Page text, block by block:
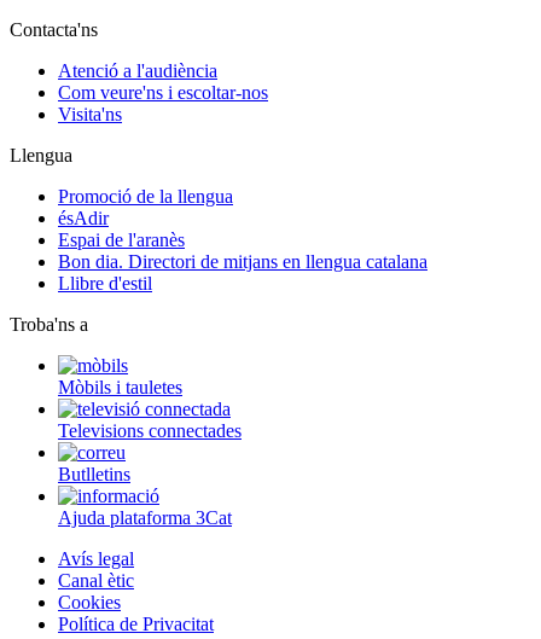
Contacta'ns
Atenció a l'audiència
Com veure'ns i escoltar-nos
Visita'ns
Llengua
Promoció de la llengua
ésAdir
Espai de l'aranès
Bon dia. Directori de mitjans en llengua catalana
Llibre d'estil
Troba'ns a
Mòbils i tauletes
Televisions connectades
Butlletins
Ajuda plataforma 3Cat
Avís legal
Canal ètic
Cookies
Política de Privacitat